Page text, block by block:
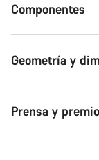
Componentes
Geometría y
Prensa y
Nuestros
preguntas.